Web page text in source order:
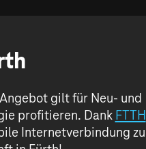
gilt für Neu- und
profitieren. Dank FTTH
Internetverbindung zu